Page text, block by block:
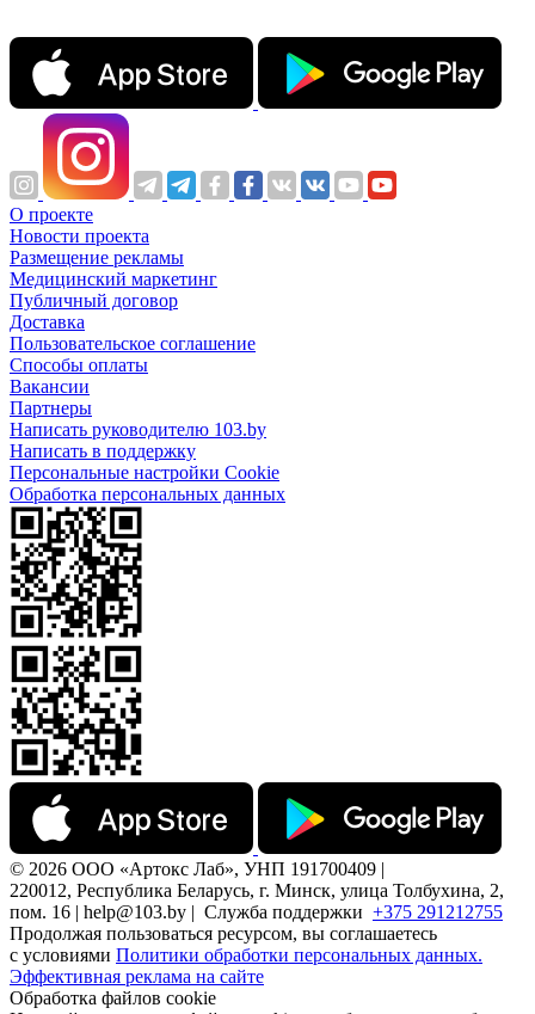
О проекте
Новости проекта
Размещение рекламы
Медицинский маркетинг
Публичный договор
Доставка
Пользовательское соглашение
Способы оплаты
Вакансии
Партнеры
Написать руководителю 103.by
Написать в поддержку
Персональные настройки Cookie
Обработка персональных данных
© 2026 ООО «Артокс Лаб», УНП 191700409 |
220012, Республика Беларусь, г. Минск, улица Толбухина, 2,
пом. 16 | help@103.by | Служба поддержки +375 291212755
Продолжая пользоваться ресурсом, вы соглашаетесь
с условиями Политики обработки персональных данных.
Эффективная реклама на сайте
Обработка файлов cookie